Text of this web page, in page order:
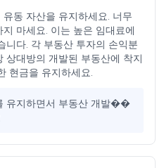
동 자산을 유지하세요. 너무
마세요. 이는 높은 임대료에
니다. 각 부동산 투자의 손익분
상대방의 개발된 부동산에 착지
현금을 유지하세요.
유지하면서 부동산 개발��